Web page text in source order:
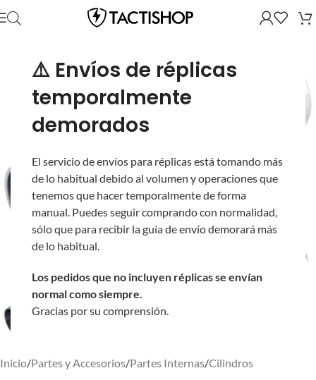
⚠️ Envíos de réplicas
temporalmente
demorados
El servicio de envíos para réplicas está tomando más
de lo habitual debido al volumen y operaciones que
tenemos que hacer temporalmente de forma
manual. Puedes seguir comprando con normalidad,
sólo que para recibir la guía de envío demorará más
de lo habitual.
Los pedidos que no incluyen réplicas se envían
normal como siempre.
Gracias por su comprensión.
Inicio/Partes y Accesorios/Partes Internas/Cilindros